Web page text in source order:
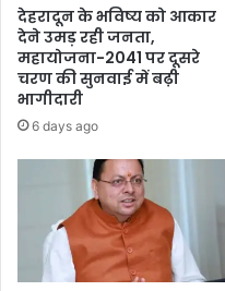
देहरादून के भविष्य को आकार
देने उमड़ रही जनता,
महायोजना-2041 पर दूसरे
चरण की सुनवाई में बढ़ी
भागीदारी
6 days ago